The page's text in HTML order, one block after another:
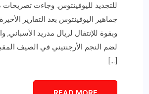
للتجديد لليوفينتوس. وجاءت تصريحات
جماهير اليوفينتوس بعد التقارير
وبقوة للإنتقال لريال مدريد
لضم النجم الأرجنتيني في الصيف
[…]